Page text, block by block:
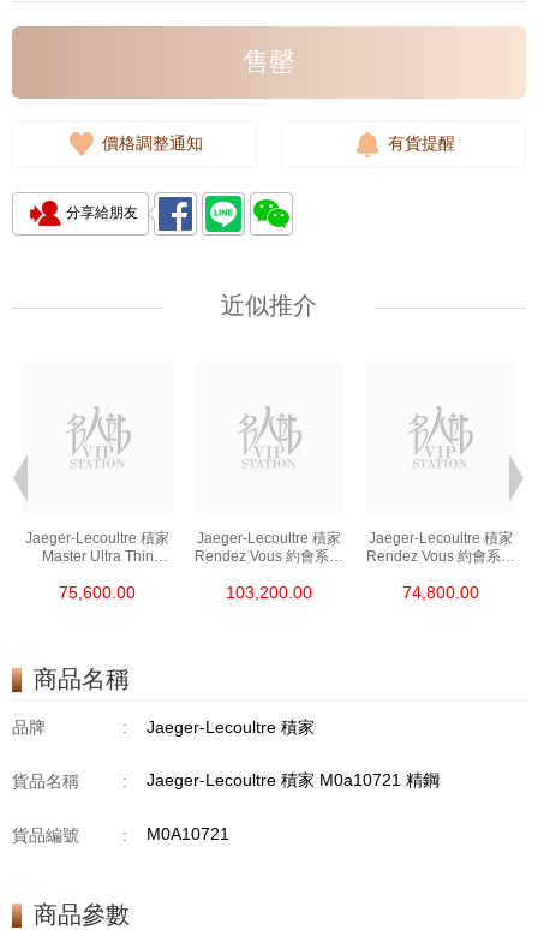
售罄
價格調整通知 有貨提醒
分享給朋友
近似推介
Jaeger-Lecoultre 積家
Master Ultra Thin
Q1368471 精鋼
75,600.00
Jaeger-Lecoultre 積家
Rendez Vous 約會系列
103,200.00
Jaeger-Lecoultre 積家
Rendez Vous 約會系列
74,800.00
商品名稱
品牌 : Jaeger-Lecoultre 積家
貨品名稱 : Jaeger-Lecoultre 積家 M0a10721 精鋼
貨品編號 : M0A10721
商品參數